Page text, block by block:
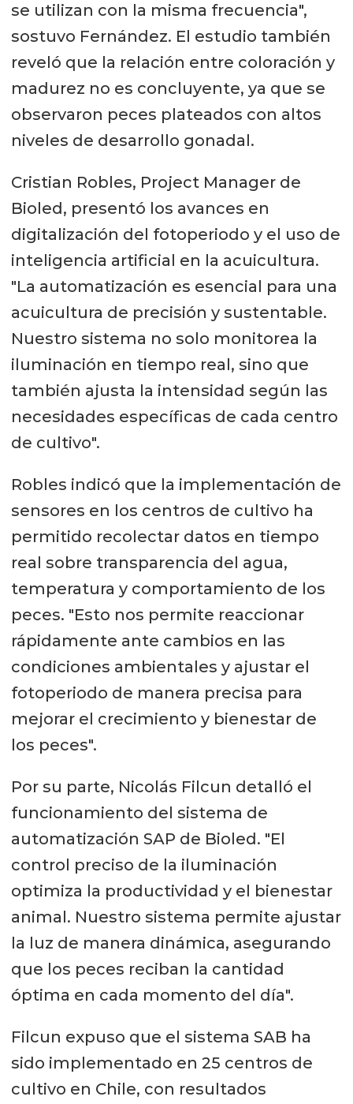
se utilizan con la misma frecuencia",
sostuvo Fernández. El estudio también
reveló que la relación entre coloración y
madurez no es concluyente, ya que se
observaron peces plateados con altos
niveles de desarrollo gonadal.
Cristian Robles, Project Manager de
Bioled, presentó los avances en
digitalización del fotoperiodo y el uso de
inteligencia artificial en la acuicultura.
"La automatización es esencial para una
acuicultura de precisión y sustentable.
Nuestro sistema no solo monitorea la
iluminación en tiempo real, sino que
también ajusta la intensidad según las
necesidades específicas de cada centro
de cultivo".
Robles indicó que la implementación de
sensores en los centros de cultivo ha
permitido recolectar datos en tiempo
real sobre transparencia del agua,
temperatura y comportamiento de los
peces. "Esto nos permite reaccionar
rápidamente ante cambios en las
condiciones ambientales y ajustar el
fotoperiodo de manera precisa para
mejorar el crecimiento y bienestar de
los peces".
Por su parte, Nicolás Filcun detalló el
funcionamiento del sistema de
automatización SAP de Bioled. "El
control preciso de la iluminación
optimiza la productividad y el bienestar
animal. Nuestro sistema permite ajustar
la luz de manera dinámica, asegurando
que los peces reciban la cantidad
óptima en cada momento del día".
Filcun expuso que el sistema SAB ha
sido implementado en 25 centros de
cultivo en Chile, con resultados